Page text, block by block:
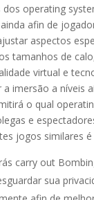
dos operating
afin de
aspectos
tamanhos de
virtual e
imersão a níveis
o qual
e
jogos similares
carry out
sua